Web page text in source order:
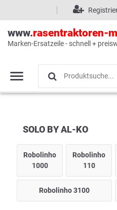
www.rasentraktoren-
Marken-Ersatzeile - schnell +
SOLO BY AL-KO
Robolinho
1000
Robolinho
110
Robolinho 3100